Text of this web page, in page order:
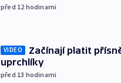
před 12 hodinami
VIDEO
Začínají platit
uprchlíky
před 13 hodinami